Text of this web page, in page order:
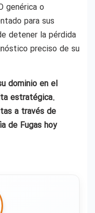
genérica o
para sus
detener la pérdida
preciso de su
dominio en el
estratégica.
a través de
de Fugas hoy